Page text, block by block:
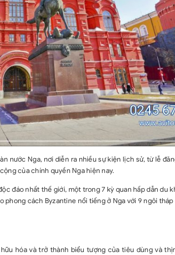
nước Nga, nơi diễn ra nhiều sự kiện lịch sử, từ lễ
của chính quyền Nga hiện nay.
đáo nhất thế giới, một trong 7 kỳ quan hấp dẫn du
phong cách Byzantine nổi tiếng ở Nga với 9 ngôi
hóa và trở thành biểu tượng của tiêu dùng và